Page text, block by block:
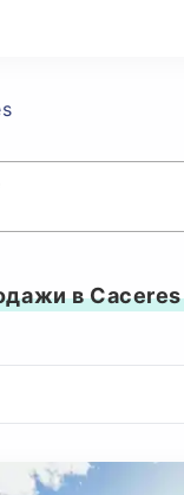
в Caceres